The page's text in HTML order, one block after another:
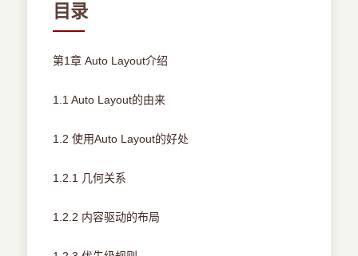
目录
第1章 Auto Layout介绍
1.1 Auto Layout的由来
1.2 使用Auto Layout的好处
1.2.1 几何关系
1.2.2 内容驱动的布局